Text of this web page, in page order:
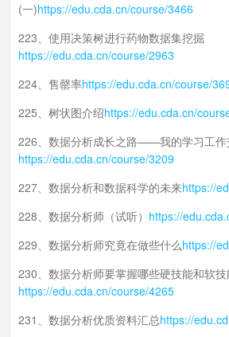
(一)https://edu.cda.cn/course/3466
223、使用决策树进行药物数据集挖掘
https://edu.cda.cn/course/2963
224、售罄率https://edu.cda.cn/course/
225、树状图介绍https://edu.cda.cn/
226、数据分析成长之路——我的学习工作
https://edu.cda.cn/course/3209
227、数据分析和数据科学的未来https://
228、数据分析师（试听） https://
229、数据分析师究竟在做些什么https://
230、数据分析师要掌握哪些硬技能和软
https://edu.cda.cn/course/4265
231、数据分析优质资料汇总https://